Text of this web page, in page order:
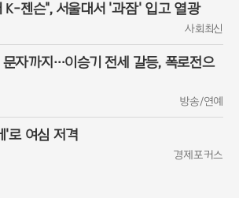
K-젠슨", 서울대서 '과잠' 입고 열광
사회최신
자까지…이승기 전세 갈등, 폭로전으
방송/연예
'로 여심 저격
경제포커스